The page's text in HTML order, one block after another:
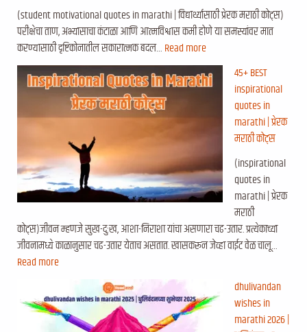
(student motivational quotes in marathi | विद्यार्थ्यासाठी प्रेरक मराठी कोट्स)
परीक्षेचा ताण, अभ्यासाचा कंटाळा आणि आत्मविश्वास कमी होणे या समस्यांवर मात
करण्यासाठी दृष्टिकोनातील सकारात्मक बदल… Read more
45+ BEST
inspirational
quotes in
marathi | प्रेरक
मराठी कोट्स
(inspirational
quotes in
marathi | प्रेरक
मराठी
कोट्स)जीवन म्हणजे सुख-दुःख, आशा-निराशा यांचा असणारा चढ-उतार. प्रत्येकाच्या
जीवनामध्ये काळानुसार चढ-उतार येताच असतात. खासकरून जेव्हा वाईट वेळ चालू…
Read more
dhulivandan
wishes in
marathi 2026 |